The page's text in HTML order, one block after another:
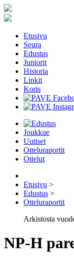
Etusivu
Seura
Edustus
Juniorit
Historia
Linkit
Koris
Joukkue
Uutiset
Otteluraportit
Ottelut
Etusivu >
Edustus >
Otteluraportit
Arkistosta
NP-H